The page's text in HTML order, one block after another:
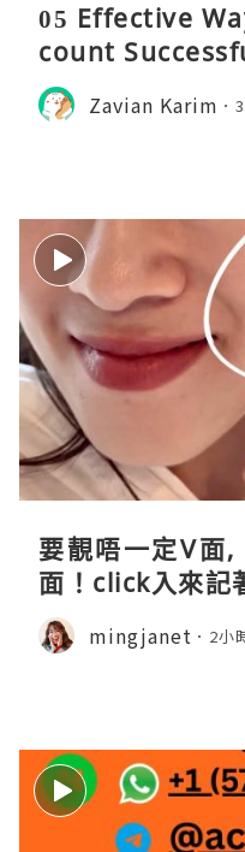
05 Effective
count
Zavian Karim
要靚唔一定V面
面！click入來記
mingjanet 2小